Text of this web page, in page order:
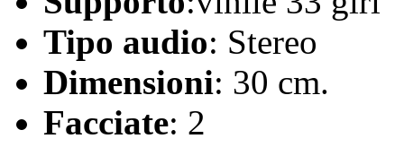
Tipo audio: Stereo
Dimensioni: 30 cm.
Facciate: 2